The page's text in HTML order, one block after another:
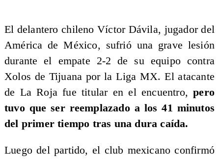
El delantero chileno Víctor Dávila, jugador del
América de México, sufrió una grave lesión
durante el empate 2-2 de su equipo contra
Xolos de Tijuana por la Liga MX. El atacante
de La Roja fue titular en el encuentro,pero
tuvo que ser reemplazado a los 41 minutos
del primer tiempo tras una dura caída.
Luego del partido, el club mexicano confirmó